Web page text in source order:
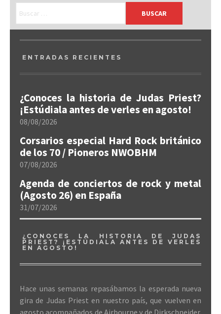
ENTRADAS RECIENTES
¿Conoces la historia de Judas Priest?
¡Estúdiala antes de verles en agosto!
08/08/2026
Corsarios especial Hard Rock británico
de los 70 / Pioneros NWOBHM
07/08/2026
Agenda de conciertos de rock y metal
(Agosto 26) en España
31/07/2026
¿CONOCES LA HISTORIA DE JUDAS
PRIEST? ¡ESTÚDIALA ANTES DE VERLES
EN AGOSTO!
Hace unas semanas repasábamos la esperada nueva
gira de Judas Priest en nuestro país, que vuelven en
agosto acompañados de Airbourne y de Dirkschneider.